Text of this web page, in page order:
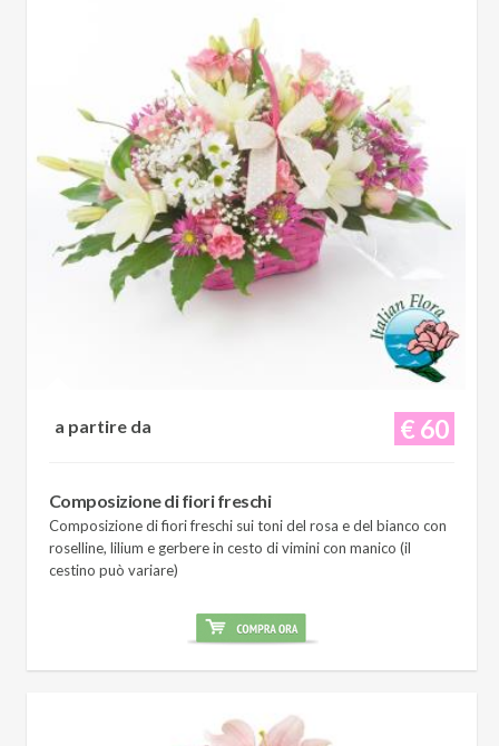
€ 60
a partire da
Composizione di fiori freschi
Composizione di fiori freschi sui toni del rosa e del bianco con
roselline, lilium e gerbere in cesto di vimini con manico (il
cestino può variare)